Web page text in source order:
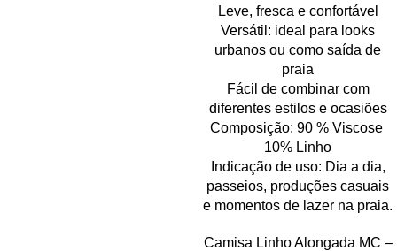
Leve, fresca e confortável
Versátil: ideal para looks
urbanos ou como saída de
praia
Fácil de combinar com
diferentes estilos e ocasiões
Composição: 90 % Viscose
10% Linho
Indicação de uso: Dia a dia,
passeios, produções casuais
e momentos de lazer na praia.
Camisa Linho Alongada MC –